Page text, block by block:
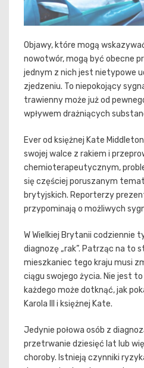
Objawy, które mogą
nowotwór, mogą być obecne
jednym z nich jest nietypowe
zjedzeniu. To niepokojący
trawienny może już od
wpływem drażniących
Ever od księżnej Kate
swojej walce z rakiem i
chemioterapeutycznym,
się częściej poruszanym
brytyjskich. Reporterzy
przypominają o możliwych
W Wielkiej Brytanii codziennie
diagnozę „rak”. Patrząc na to
mieszkaniec tego kraju musi
ciągu swojego życia. Nie jest
każdego może dotknąć, jak
Karola III i księżnej Kate.
Jedynie połowa osób z
przetrwanie dziesięć lat lub
choroby. Istnieją czynniki